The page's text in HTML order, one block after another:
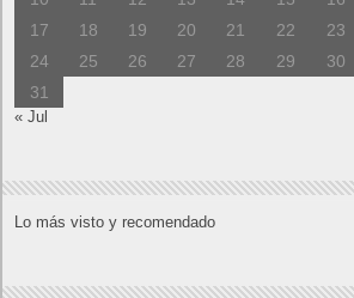
17
18 19 20 21 22
23
24
25 26 27 28 29
30
31
« Jul
Lo más visto y recomendado